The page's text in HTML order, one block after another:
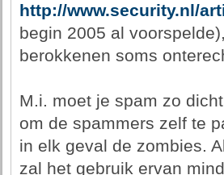
http://www.security.nl/
begin 2005 al
berokkenen soms
M.i. moet je spam zo
om de spammers zelf te
in elk geval de zombies.
zal het gebruik ervan